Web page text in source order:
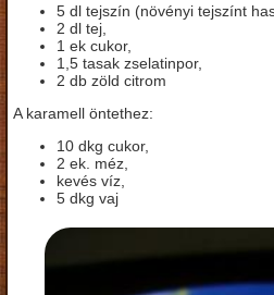
5 dl tejszín (növényi tejszínt
2 dl tej,
1 ek cukor,
1,5 tasak zselatinpor,
2 db zöld citrom
A karamell öntethez:
10 dkg cukor,
2 ek. méz,
kevés víz,
5 dkg vaj